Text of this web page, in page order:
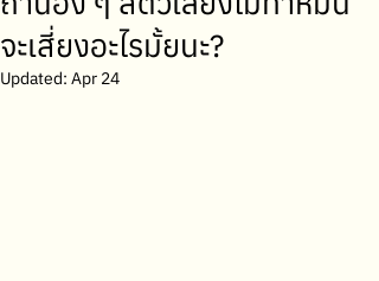
จะเสี่ยงอะไรมั้ยนะ?
Updated: Apr 24